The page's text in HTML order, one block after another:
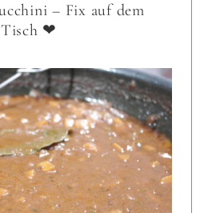
– Fix auf dem
Tisch ❤